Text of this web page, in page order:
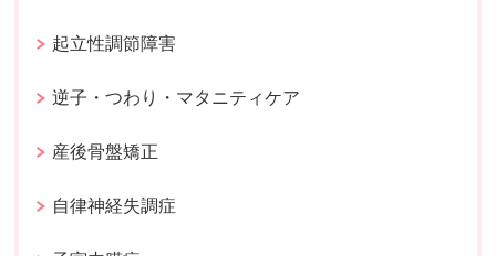
起立性調節障害
逆子・つわり・マタニティケア
産後骨盤矯正
自律神経失調症